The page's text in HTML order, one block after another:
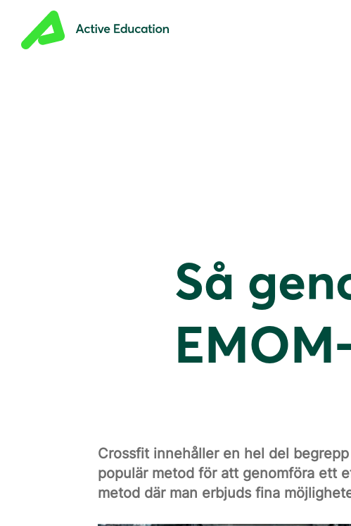
Så
Crossfit innehåller en hel del
populär metod för att genomföra ett
metod där man erbjuds fina